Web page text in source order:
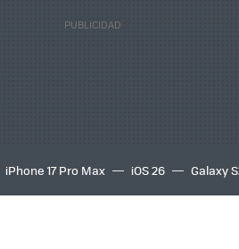
iPhone 17 Pro Max iOS 26 Galaxy